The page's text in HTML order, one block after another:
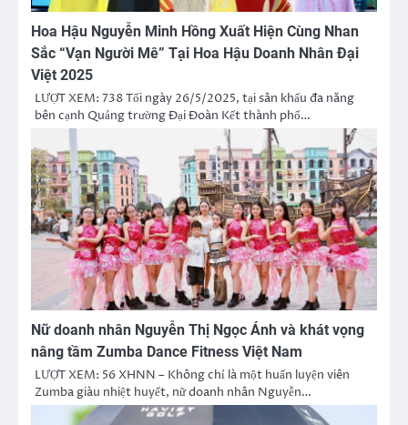
Hoa Hậu Nguyễn Minh Hồng Xuất Hiện Cùng Nhan
Sắc “Vạn Người Mê” Tại Hoa Hậu Doanh Nhân Đại
Việt 2025
LƯỢT XEM: 738 Tối ngày 26/5/2025, tại sân khấu đa năng
bên cạnh Quảng trường Đại Đoàn Kết thành phố…
Nữ doanh nhân Nguyễn Thị Ngọc Ánh và khát vọng
nâng tầm Zumba Dance Fitness Việt Nam
LƯỢT XEM: 56 XHNN – Không chỉ là một huấn luyện viên
Zumba giàu nhiệt huyết, nữ doanh nhân Nguyễn…